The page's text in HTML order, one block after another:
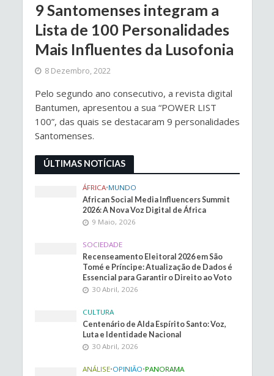
9 Santomenses integram a
Lista de 100 Personalidades
Mais Influentes da Lusofonia
8 Dezembro, 2022
Pelo segundo ano consecutivo, a revista digital
Bantumen, apresentou a sua “POWER LIST
100”, das quais se destacaram 9 personalidades
Santomenses.
ÚLTIMAS NOTÍCIAS
ÁFRICA•MUNDO
African Social Media Influencers Summit
2026: A Nova Voz Digital de África
9 Maio, 2026
SOCIEDADE
Recenseamento Eleitoral 2026 em São
Tomé e Príncipe: Atualização de Dados é
Essencial para Garantir o Direito ao Voto
30 Abril, 2026
CULTURA
Centenário de Alda Espírito Santo: Voz,
Luta e Identidade Nacional
30 Abril, 2026
ANÁLISE•OPINIÃO•PANORAMA